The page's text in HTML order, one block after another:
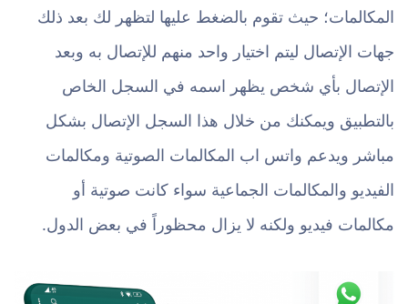
المكالمات؛ حيث تقوم بالضغط عليها لتظهر لك بعد ذلك
جهات الإتصال ليتم اختيار واحد منهم للإتصال به وبعد
الإتصال بأي شخص يظهر اسمه في السجل الخاص
بالتطبيق ويمكنك من خلال هذا السجل الإتصال بشكل
مباشر ويدعم واتس اب المكالمات الصوتية ومكالمات
الفيديو والمكالمات الجماعية سواء كانت صوتية أو
مكالمات فيديو ولكنه لا يزال محظوراً في بعض الدول.